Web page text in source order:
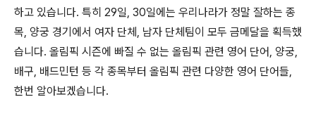
하고 있습니다. 특히 29일, 30일에는 우리나라가 정말 잘하는 종
목, 양궁 경기에서 여자 단체, 남자 단체팀이 모두 금메달을 획득했
습니다. 올림픽 시즌에 빠질 수 없는 올림픽 관련 영어 단어, 양궁,
배구, 배드민턴 등 각 종목부터 올림픽 관련 다양한 영어 단어들,
한번 알아보겠습니다.